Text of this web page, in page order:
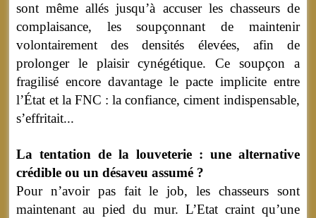
sont même allés jusqu’à accuser les chasseurs de
complaisance, les soupçonnant de maintenir
volontairement des densités élevées, afin de
prolonger le plaisir cynégétique. Ce soupçon a
fragilisé encore davantage le pacte implicite entre
l’État et la FNC : la confiance, ciment indispensable,
s’effritait...
La tentation de la louveterie : une alternative
crédible ou un désaveu assumé ?
Pour n’avoir pas fait le job, les chasseurs sont
maintenant au pied du mur. L’Etat craint qu’une